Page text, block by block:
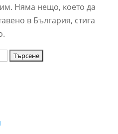
им. Няма нещо, което да
в България, стига